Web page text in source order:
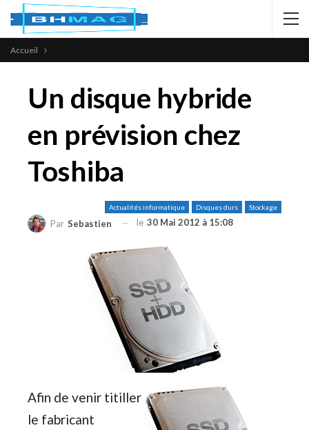
Accueil
Un disque hybride
en prévision chez
Toshiba
Actualités informatique Disques durs Stockage
Par Sebastien le 30 Mai 2012 à 15:08
Afin de venir titiller
le fabricant